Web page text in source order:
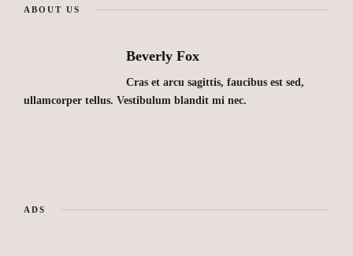
ABOUT US
Beverly Fox
Cras et arcu sagittis, faucibus est sed,
ullamcorper tellus. Vestibulum blandit mi nec.
ADS